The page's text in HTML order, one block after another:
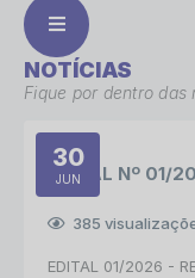
NOTÍCIAS
Fique por dentro das
EDITAL Nº 01/
30
JUN
385
EDITAL 01/2026 -